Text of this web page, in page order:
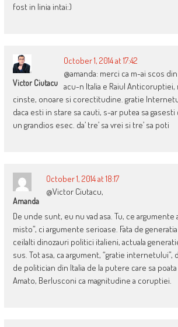
fost in linia intai:)
Victor Ciutacu
October 1, 2014 at 17:42
@amanda: merci ca m-ai scos
acu-n Italia e Raiul
cinste, onoare si corectitudine. gratie
daca esti in stare sa cauti, s-ar putea sa gasesti
un grandios esec. da’ tre’ sa vrei si tre’ sa poti
Amanda
October 1, 2014 at 18:17
@Victor Ciutacu,
De unde sunt, eu nu vad asa. Tu, ce argumente
misto”, ci argumente serioase. Fata de
ceilalti dinozauri politici italieni, actuala
sus. Tot asa, ca argument, “gratie internetului”,
de politician din Italia de la putere care sa
Amato, Berlusconi ca magnitudine a coruptiei.